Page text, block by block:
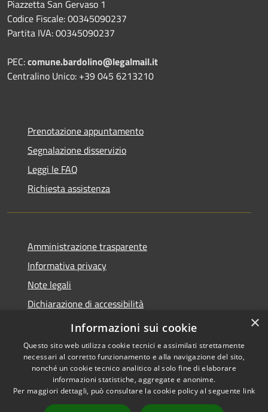
Piazzetta San Gervaso 1
Codice Fiscale: 00345090237
Partita IVA: 00345090237
PEC:comune.bardolino@legalmail.it
Centralino Unico: +39 045 6213210
Prenotazione appuntamento
Segnalazione disservizio
Leggi le FAQ
Richiesta assistenza
Amministrazione trasparente
Informativa privacy
Note legali
Dichiarazione di accessibilità
Link app municipium
Accessibilità
Copyright © 2026 • Comune di
Bardolino • Powered by
×
Informazioni sui cookie
Questo sito web utilizza cookie tecnici e assimilati strettamente
necessari al corretto funzionamento e alla navigazione del sito,
nonché un cookie tecnico analitico al solo fine di elaborare
informazioni statistiche, aggregate e anonime.
Per maggiori dettagli, può consultare la cookie policy al seguente link